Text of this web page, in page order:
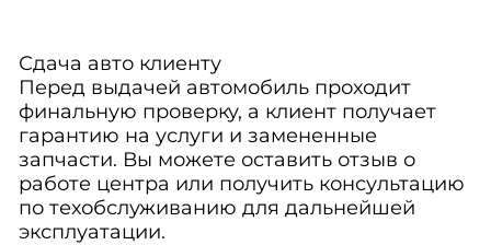
Сдача авто клиенту
Перед выдачей автомобиль проходит
финальную проверку, а клиент получает
гарантию на услуги и замененные
запчасти. Вы можете оставить отзыв о
работе центра или получить консультацию
по техобслуживанию для дальнейшей
эксплуатации.